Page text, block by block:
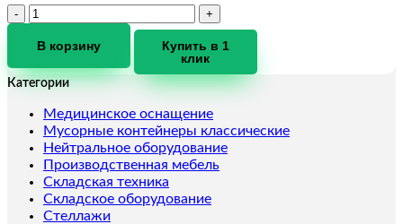
Количество
Стеллаж
с
мя
сплошными
полками
900
мм
В корзину
Купить в 1
клик
Категории
Медицинское оснащение
Мусорные контейнеры классические
Нейтральное оборудование
Производственная мебель
Складская техника
Складское оборудование
Стеллажи